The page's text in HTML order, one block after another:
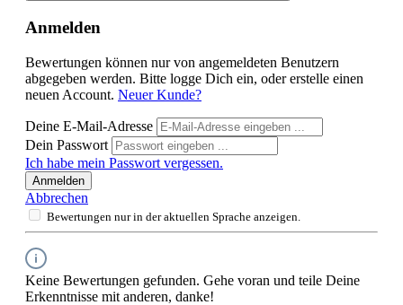
Anmelden
Bewertungen können nur von angemeldeten Benutzern
abgegeben werden. Bitte logge Dich ein, oder erstelle einen
neuen Account. Neuer Kunde?
Deine E-Mail-Adresse
Dein Passwort
Ich habe mein Passwort vergessen.
Anmelden
Abbrechen
Bewertungen nur in der aktuellen Sprache anzeigen.
Keine Bewertungen gefunden. Gehe voran und teile Deine
Erkenntnisse mit anderen, danke!